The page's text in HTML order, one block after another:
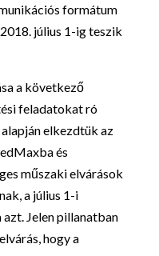
formátum
július 1-ig teszik
a következő
feladatokat ró
elkezdtük az
és
műszaki elvárások
a július 1-i
Jelen pillanatban
hogy a